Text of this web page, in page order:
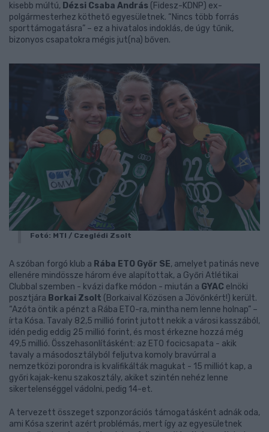
kisebb múltú, Dézsi Csaba András (Fidesz-KDNP) ex-
polgármesterhez köthető egyesületnek. “Nincs több forrás
sporttámogatásra” – ez a hivatalos indoklás, de úgy tűnik,
bizonyos csapatokra mégis jut(na) bőven.
Fotó: MTI / Czeglédi Zsolt
A szóban forgó klub a Rába ETO Győr SE, amelyet patinás neve
ellenére mindössze három éve alapítottak, a Győri Atlétikai
Clubbal szemben - kvázi dafke módon - miután a GYAC elnöki
posztjára Borkai Zsolt (Borkaival Közösen a Jövőnkért!) került.
“Azóta öntik a pénzt a Rába ETO-ra, mintha nem lenne holnap” –
írta Kósa. Tavaly 82,5 millió forint jutott nekik a városi kasszából,
idén pedig eddig 25 millió forint, és most érkezne hozzá még
49,5 millió. Összehasonlításként: az ETO focicsapata - akik
tavaly a másodosztályból feljutva komoly bravúrral a
nemzetközi porondra is kvalifikálták magukat - 15 milliót kap, a
győri kajak-kenu szakosztály, akiket szintén nehéz lenne
sikertelenséggel vádolni, pedig 14-et.
A tervezett összeget szponzorációs támogatásként adnák oda,
ami Kósa szerint azért problémás, mert így az egyesületnek